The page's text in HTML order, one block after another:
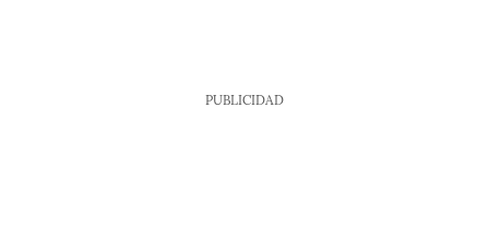
PUBLICIDAD